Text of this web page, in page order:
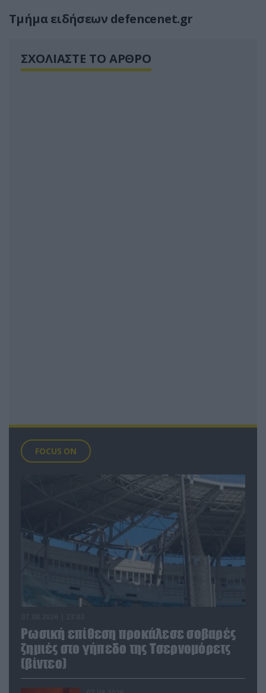
Τμήμα ειδήσεων defencenet.gr
ΣΧΟΛΙΑΣΤΕ ΤΟ ΑΡΘΡΟ
FOCUS ON
Ρωσική επίθεση προκάλεσε σοβαρές
ζημιές στο γήπεδο της Τσερνομόρετς
(βίντεο)